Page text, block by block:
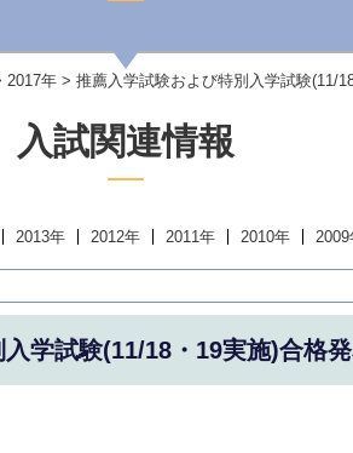
2017年 > 推薦入学試験および特別入学試験(11/
入試関連情報
2013年 2012年 2011年 2010年 2009
学試験(11/18・19実施)合格